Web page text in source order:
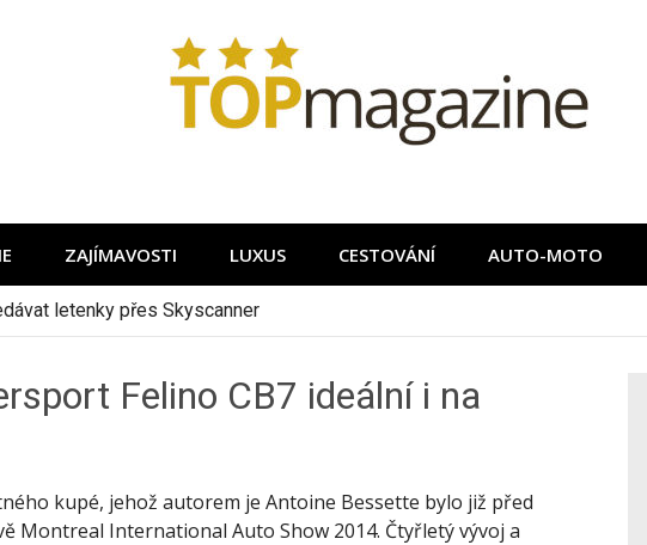
ZAJÍMAVOSTI LUXUS CESTOVÁNÍ AUTO-MOTO
letenky přes Skyscanner
Felino CB7 ideální i na
kupé, jehož autorem je Antoine Bessette bylo již před
Montreal International Auto Show 2014. Čtyřletý vývoj a